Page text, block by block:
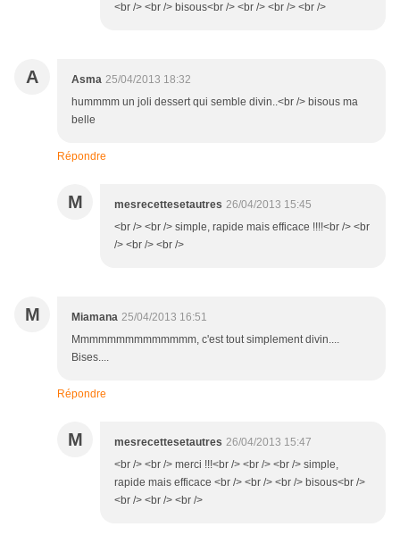
<br /> <br /> bisous<br /> <br /> <br /> <br />
A Asma 25/04/2013 18:32
hummmm un joli dessert qui semble divin..<br /> bisous ma
belle
Répondre
M mesrecettesetautres 26/04/2013 15:45
<br /> <br /> simple, rapide mais efficace !!!!<br /> <br
/> <br /> <br />
M Miamana 25/04/2013 16:51
Mmmmmmmmmmmmmm, c'est tout simplement divin....
Bises....
Répondre
M mesrecettesetautres 26/04/2013 15:47
<br /> <br /> merci !!!<br /> <br /> <br /> simple,
rapide mais efficace <br /> <br /> <br /> bisous<br />
<br /> <br /> <br />